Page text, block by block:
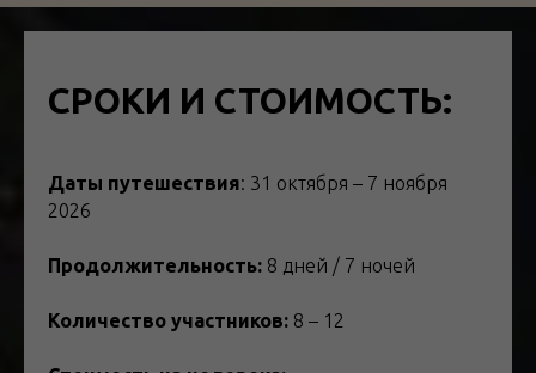
СРОКИ И СТОИМОСТЬ:
Даты путешествия: 31 октября – 7 ноября
2026
Продолжительность: 8 дней / 7 ночей
Количество участников: 8 – 12